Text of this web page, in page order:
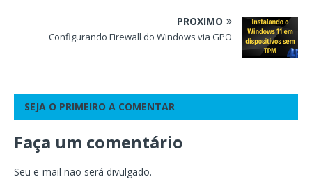
PRÓXIMO
Configurando Firewall do Windows via GPO
SEJA O PRIMEIRO A COMENTAR
Faça um comentário
Seu e-mail não será divulgado.